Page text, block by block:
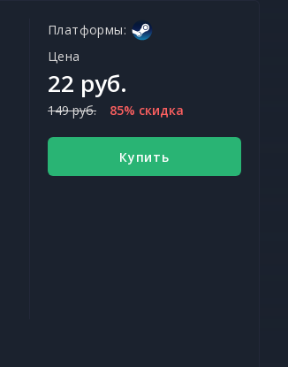
Платформы:
Цена
22 руб.
149 руб. 85% скидка
Купить